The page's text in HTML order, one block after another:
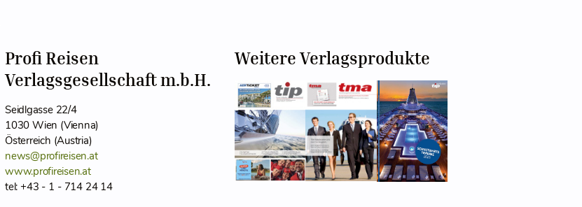
Profi Reisen
Verlagsgesellschaft m.b.H.
Seidlgasse 22/4
1030 Wien (Vienna)
Österreich (Austria)
news@profireisen.at
www.profireisen.at
tel: +43 - 1 - 714 24 14
Weitere Verlagsprodukte